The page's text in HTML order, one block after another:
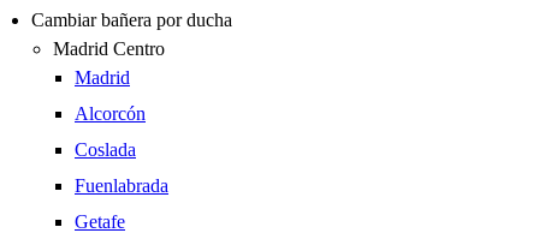
Cambiar bañera por ducha
Madrid Centro
Madrid
Alcorcón
Coslada
Fuenlabrada
Getafe